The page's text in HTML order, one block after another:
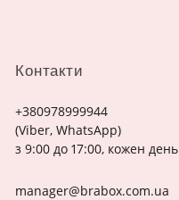
Контакти
+380978999944
(Viber, WhatsApp)
з 9:00 до 17:00, кожен день
manager@brabox.com.ua